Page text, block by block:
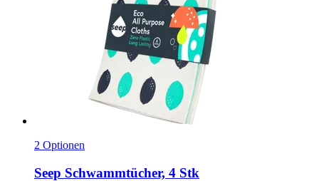
2 Optionen
Seep Schwammtücher, 4 Stk